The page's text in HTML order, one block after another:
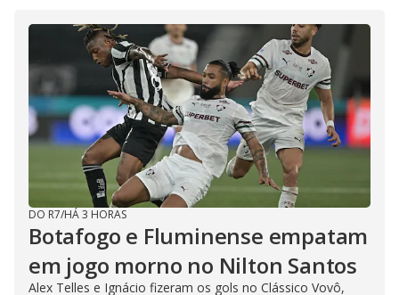
DO R7/HÁ 3 HORAS
Botafogo e Fluminense empatam
em jogo morno no Nilton Santos
Alex Telles e Ignácio fizeram os gols no Clássico Vovô,